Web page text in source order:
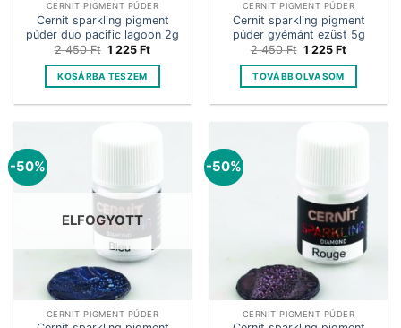
CERNIT PIGMENT PÚDER
Cernit sparkling pigment
púder duo pacific lagoon 2g
2 450Ft Original
was:
2
450 Ft.
1 225FtCurrent
is:
225 Ft.
KOSÁRBA TESZEM
CERNIT PIGMENT PÚDER
Cernit sparkling pigment
púder gyémánt ezüst 5g
2 450Ft Original
was:
2
450 Ft.
1 225FtCurrent
is:
225 Ft.
TOVÁBB OLVASOM
-50%
ELFOGYOTT
CERNIT PIGMENT PÚDER
-50%
CERNIT PIGMENT PÚDER